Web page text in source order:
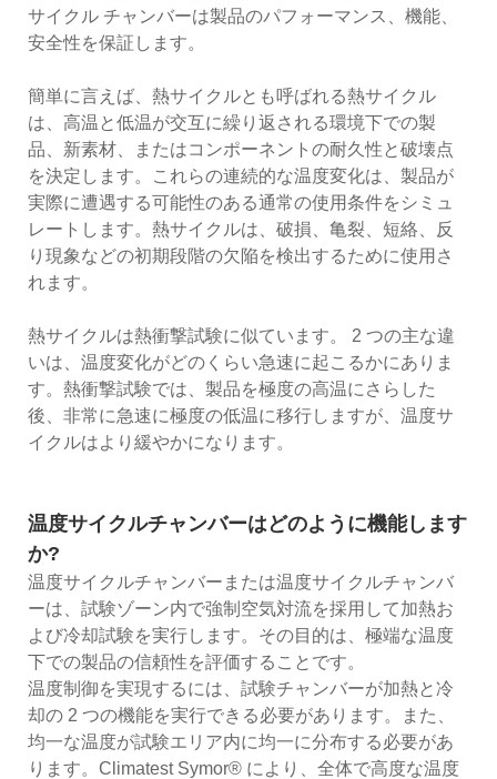
サイクル チャンバーは製品のパフォーマンス、機能、
安全性を保証します。
簡単に言えば、熱サイクルとも呼ばれる熱サイクル
は、高温と低温が交互に繰り返される環境下での製
品、新素材、またはコンポーネントの耐久性と破壊点
を決定します。これらの連続的な温度変化は、製品が
実際に遭遇する可能性のある通常の使用条件をシミュ
レートします。熱サイクルは、破損、亀裂、短絡、反
り現象などの初期段階の欠陥を検出するために使用さ
れます。
熱サイクルは熱衝撃試験に似ています。 2 つの主な違
いは、温度変化がどのくらい急速に起こるかにありま
す。熱衝撃試験では、製品を極度の高温にさらした
後、非常に急速に極度の低温に移行しますが、温度サ
イクルはより緩やかになります。
温度サイクルチャンバーはどのように機能します
か?
温度サイクルチャンバーまたは温度サイクルチャンバ
ーは、試験ゾーン内で強制空気対流を採用して加熱お
よび冷却試験を実行します。その目的は、極端な温度
下での製品の信頼性を評価することです。
温度制御を実現するには、試験チャンバーが加熱と冷
却の 2 つの機能を実行できる必要があります。また、
均一な温度が試験エリア内に均一に分布する必要があ
ります。Climatest Symor® により、全体で高度な温度